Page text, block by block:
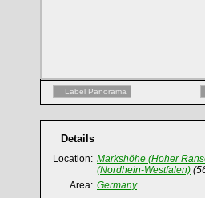
Label Panorama
Details
Location: Markshöhe (Hoher
(Nordhein-Westfalen)
Area: Germany